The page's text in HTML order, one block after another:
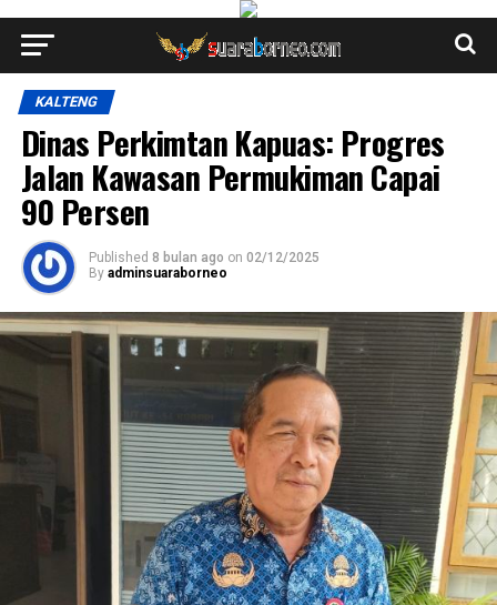
KALTENG
Dinas Perkimtan Kapuas: Progres
Jalan Kawasan Permukiman Capai
90 Persen
Published 8 bulan ago on 02/12/2025
By adminsuaraborneo